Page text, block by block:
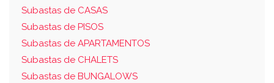
Subastas de CASAS
Subastas de PISOS
Subastas de APARTAMENTOS
Subastas de CHALETS
Subastas de BUNGALOWS